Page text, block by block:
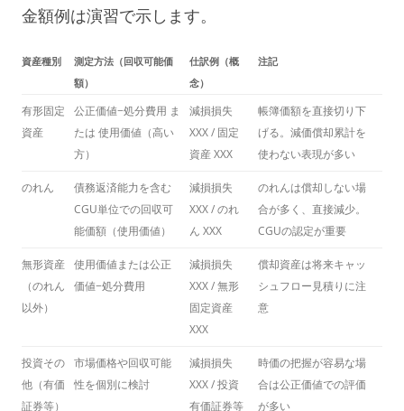
金額例は演習で示します。
資産種別
測定方法（回収可能価
額）
仕訳例（概
念）
注記
有形固定
資産
公正価値−処分費用 ま
たは 使用価値（高い
方）
減損損失
XXX / 固定
資産 XXX
帳簿価額を直接切り下
げる。減価償却累計を
使わない表現が多い
のれん
債務返済能力を含む
CGU単位での回収可
能価額（使用価値）
減損損失
XXX / のれ
ん XXX
のれんは償却しない場
合が多く、直接減少。
CGUの認定が重要
無形資産
（のれん
以外）
使用価値または公正
価値−処分費用
減損損失
XXX / 無形
固定資産
XXX
償却資産は将来キャッ
シュフロー見積りに注
意
投資その
他（有価
証券等）
市場価格や回収可能
性を個別に検討
減損損失
XXX / 投資
有価証券等
時価の把握が容易な場
合は公正価値での評価
が多い